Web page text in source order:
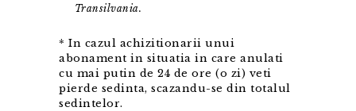
Transilvania.
* In cazul achizitionarii unui
abonament in situatia in care anulati
cu mai putin de 24 de ore (o zi) veti
pierde sedinta, scazandu-se din totalul
sedintelor.